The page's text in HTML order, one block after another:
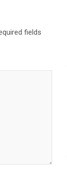
fields